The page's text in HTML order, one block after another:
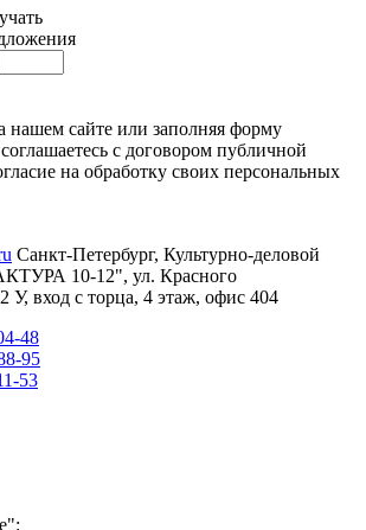
нашем сайте или заполняя форму
с договором публичной
на обработку своих персональных
Санкт-Петербург, Культурно-деловой
10-12", ул. Красного
У, вход с торца, 4 этаж, офис 404
48
95
53